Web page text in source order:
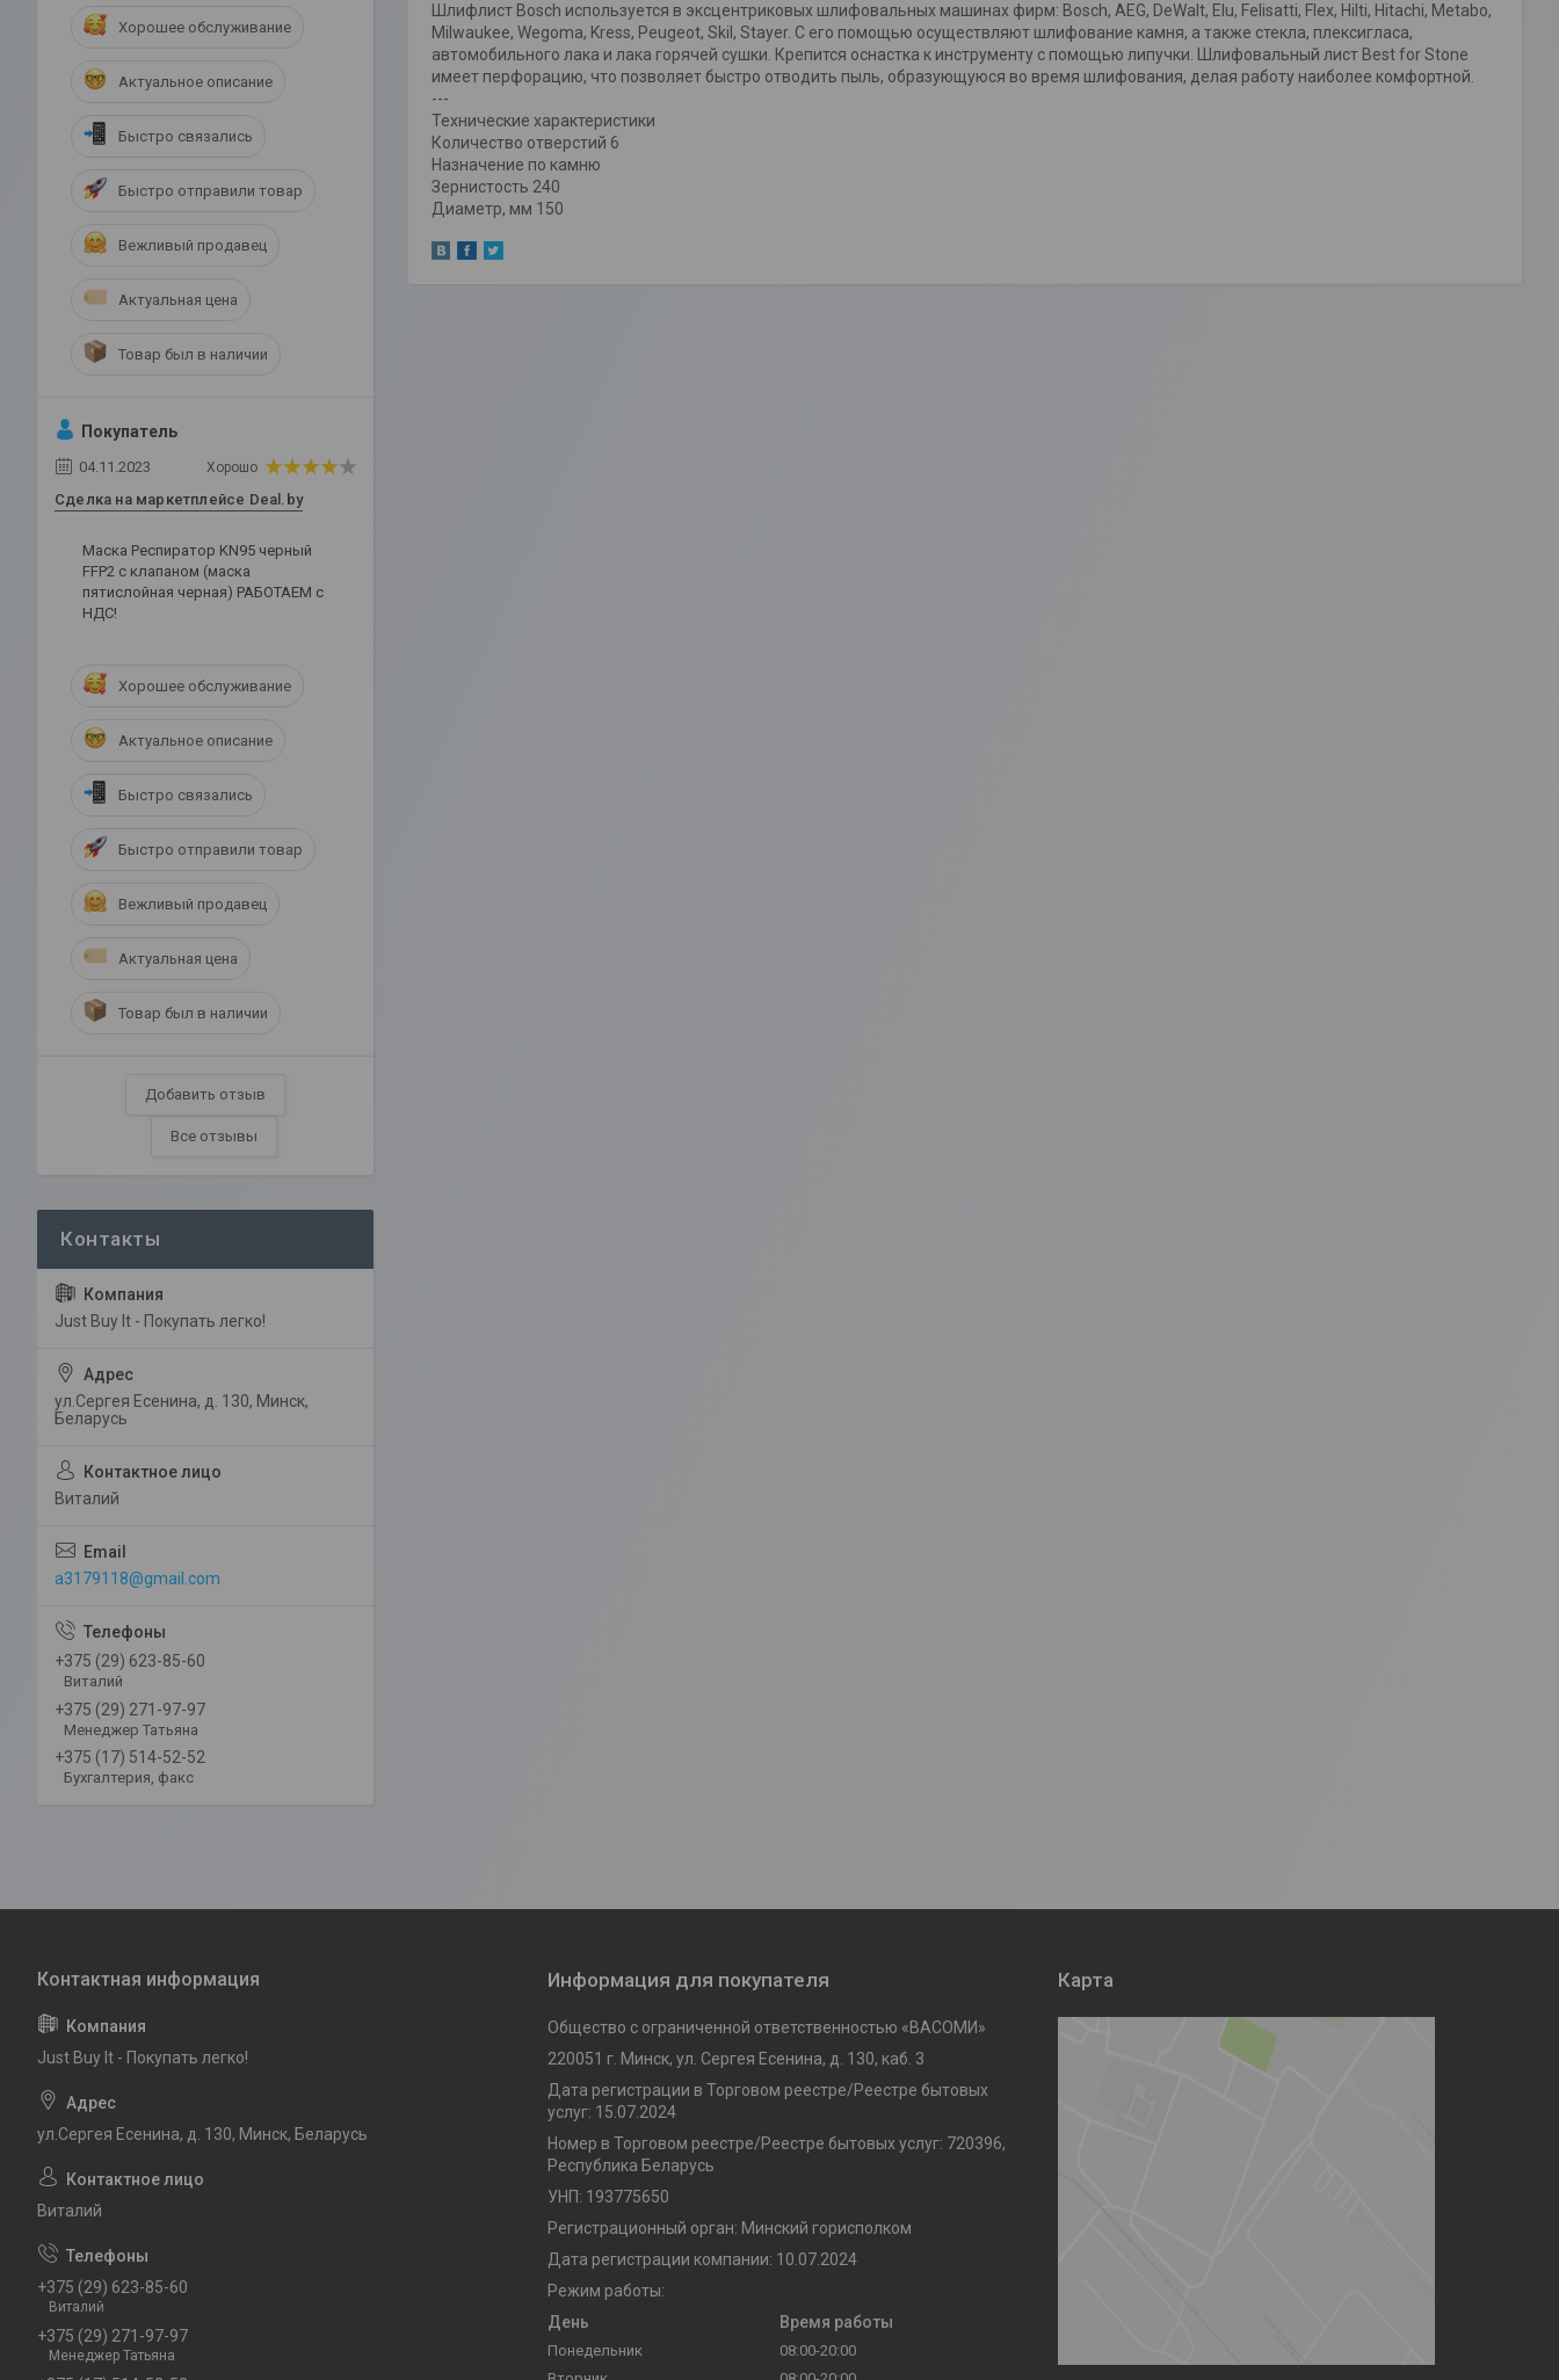
Шлифлист Bosch используется в эксцентриковых шлифовальных машинах фирм: Bosch, AEG, DeWalt, Elu, Felisatti, Flex, Hilti, Hitachi, Metabo,
Milwaukee, Wegoma, Kress, Peugeot, Skil, Stayer. С его помощью осуществляют шлифование камня, а также стекла, плексигласа,
автомобильного лака и лака горячей сушки. Крепится оснастка к инструменту с помощью липучки. Шлифовальный лист Best for Stone
имеет перфорацию, что позволяет быстро отводить пыль, образующуюся во время шлифования, делая работу наиболее комфортной.
---
Технические характеристики
Количество отверстий 6
Назначение по камню
Зернистость 240
Диаметр, мм 150
Хорошее обслуживание
Актуальное описание
Быстро связались
Быстро отправили товар
Вежливый продавец
Актуальная цена
Товар был в наличии
Покупатель
04.11.2023 Хорошо
Сделка на маркетплейсе Deal.by
Маска Респиратор KN95 черный
FFP2 с клапаном (маска
пятислойная черная) РАБОТАЕМ с
НДС!
Хорошее обслуживание
Актуальное описание
Быстро связались
Быстро отправили товар
Вежливый продавец
Актуальная цена
Товар был в наличии
Добавить отзыв
Все отзывы
Just Buy It - Покупать легко!
ул.Сергея Есенина, д. 130, Минск,
Беларусь
Виталий
a3179118@gmail.com
+375 (29) 623-85-60
Виталий
+375 (29) 271-97-97
Менеджер Татьяна
+375 (17) 514-52-52
Бухгалтерия, факс
Just Buy It - Покупать легко!
ул.Сергея Есенина, д. 130, Минск, Беларусь
Виталий
+375 (29) 623-85-60
Виталий
+375 (29) 271-97-97
Менеджер Татьяна
Информация для покупателя
Общество с ограниченной ответственностью «ВАСОМИ»
220051 г. Минск, ул. Сергея Есенина, д. 130, каб. 3
Дата регистрации в Торговом реестре/Реестре бытовых
услуг: 15.07.2024
Номер в Торговом реестре/Реестре бытовых услуг: 720396,
Республика Беларусь
УНП: 193775650
Регистрационный орган: Минский горисполком
Дата регистрации компании: 10.07.2024
Режим работы:
День
Время работы
Понедельник
08:00-20:00
Карта